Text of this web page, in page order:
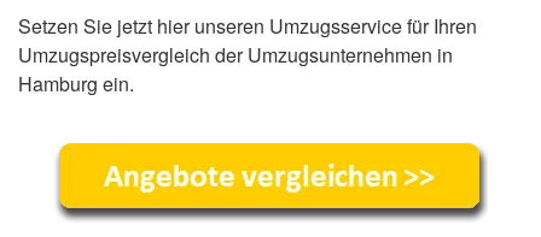
Setzen Sie jetzt hier unseren Umzugsservice für Ihren
Umzugspreisvergleich der Umzugsunternehmen in
Hamburg ein.